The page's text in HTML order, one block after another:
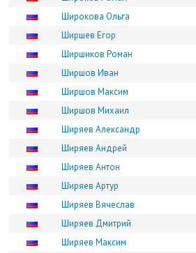
Широкова Ольга
Ширшев Егор
Ширшиков Роман
Ширшов Иван
Ширшов Максим
Ширшов Михаил
Ширяев Александр
Ширяев Андрей
Ширяев Антон
Ширяев Артур
Ширяев Вячеслав
Ширяев Дмитрий
Ширяев Максим